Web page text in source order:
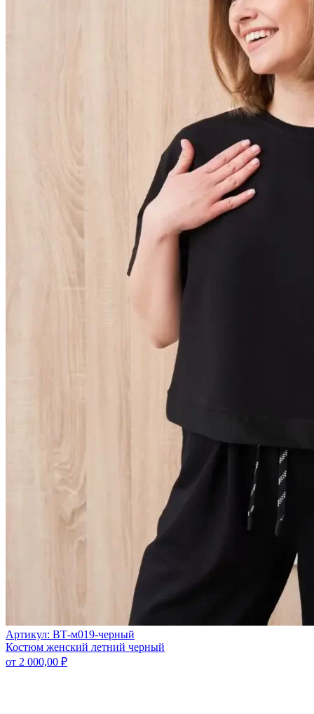
Артикул: ВТ-м019-черный
Костюм женский летний черный
от 2 000,00 ₽